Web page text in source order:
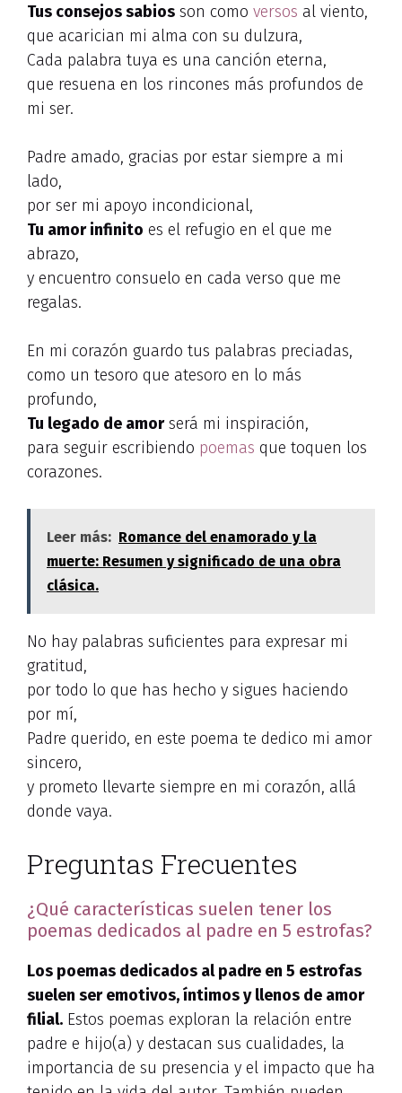
Tus consejos sabios son como versos al viento,
que acarician mi alma con su dulzura,
Cada palabra tuya es una canción eterna,
que resuena en los rincones más profundos de
mi ser.
Padre amado, gracias por estar siempre a mi
lado,
por ser mi apoyo incondicional,
Tu amor infinito es el refugio en el que me
abrazo,
y encuentro consuelo en cada verso que me
regalas.
En mi corazón guardo tus palabras preciadas,
como un tesoro que atesoro en lo más
profundo,
Tu legado de amorserá mi inspiración,
para seguir escribiendo poemas que toquen los
corazones.
Leer más: Romance del enamorado y la
muerte: Resumen y significado de una obra
clásica.
No hay palabras suficientes para expresar mi
gratitud,
por todo lo que has hecho y sigues haciendo
por mí,
Padre querido, en este poema te dedico mi amor
sincero,
y prometo llevarte siempre en mi corazón, allá
donde vaya.
Preguntas Frecuentes
¿Qué características suelen tener los
poemas dedicados al padre en 5 estrofas?
Los poemas dedicados al padre en 5 estrofas
suelen ser emotivos, íntimos y llenos de amor
filial. Estos poemas exploran la relación entre
padre e hijo(a) y destacan sus cualidades, la
importancia de su presencia y el impacto que ha